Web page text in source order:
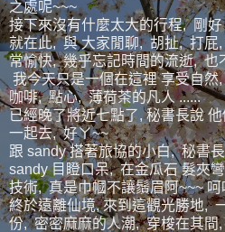
之處呢~~~
接下來沒有什麼太大的行程, 剛
就在此, 與 大家閒聊, 胡扯, 打屁
常愉快, 幾乎忘記時間的流逝, 也
我今天只是一個在這裡 享受自
咖啡, 點心, 薄荷茶的凡人 ......
已經晚了將近七點了, 秘書長說
一起去, 好ㄚ~~
跟 sandy 搭著旅協的小白, 秘書
sandy 目瞪口呆, 在金瓜石 髮夾
技術, 真是巾幗不讓鬚眉阿~~~ 呵
終於遠離仙境, 來到這觀光勝地,
份, 密密麻麻的人潮, 穿梭在其間